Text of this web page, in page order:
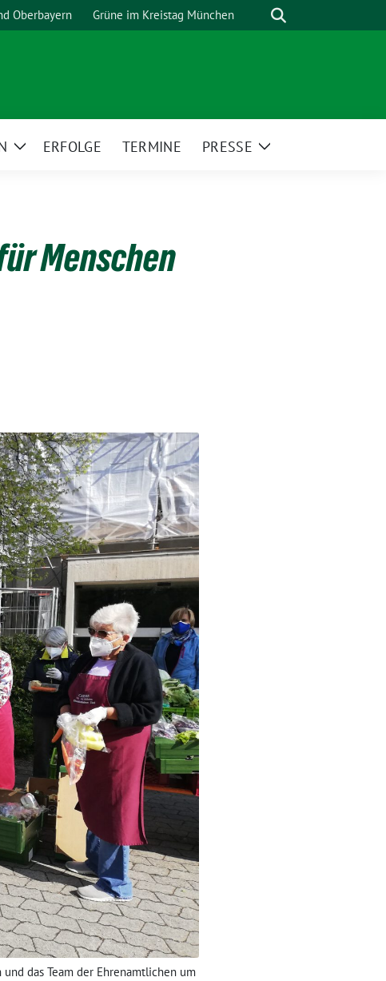
Oberbayern Grüne im Kreistag München Suche
ZeigeERFOLGE TERMINE PRESSE
Zeige
Menschen
und das Team der Ehrenamtlichen um